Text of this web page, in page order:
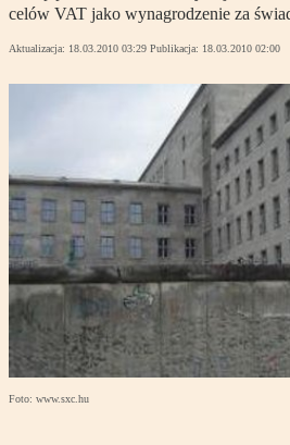
celów VAT jako wynagrodzenie za
Aktualizacja: 18.03.2010 03:29 Publikacja: 18.03.2010 02:00
Foto: www.sxc.hu